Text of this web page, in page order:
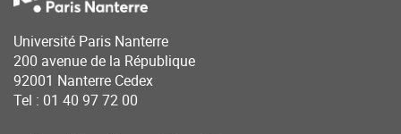
Université Paris Nanterre
200 avenue de la République
92001 Nanterre Cedex
Tel : 01 40 97 72 00